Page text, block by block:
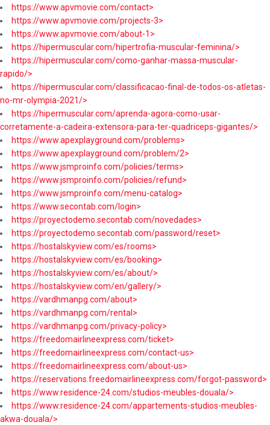
https://www.apvmovie.com/contact>
https://www.apvmovie.com/projects-3>
https://www.apvmovie.com/about-1>
https://hipermuscular.com/hipertrofia-muscular-feminina/>
https://hipermuscular.com/como-ganhar-massa-muscular-
rapido/>
https://hipermuscular.com/classificacao-final-de-todos-os-atletas-
no-mr-olympia-2021/>
https://hipermuscular.com/aprenda-agora-como-usar-
corretamente-a-cadeira-extensora-para-ter-quadriceps-gigantes/>
https://www.apexplayground.com/problems>
https://www.apexplayground.com/problem/2>
https://www.jsmproinfo.com/policies/terms>
https://www.jsmproinfo.com/policies/refund>
https://www.jsmproinfo.com/menu-catalog>
https://www.secontab.com/login>
https://proyectodemo.secontab.com/novedades>
https://proyectodemo.secontab.com/password/reset>
https://hostalskyview.com/es/rooms>
https://hostalskyview.com/es/booking>
https://hostalskyview.com/es/about/>
https://hostalskyview.com/en/gallery/>
https://vardhmanpg.com/about>
https://vardhmanpg.com/rental>
https://vardhmanpg.com/privacy-policy>
https://freedomairlineexpress.com/ticket>
https://freedomairlineexpress.com/contact-us>
https://freedomairlineexpress.com/about-us>
https://reservations.freedomairlineexpress.com/forgot-password>
https://www.residence-24.com/studios-meubles-douala/>
https://www.residence-24.com/appartements-studios-meubles-
akwa-douala/>